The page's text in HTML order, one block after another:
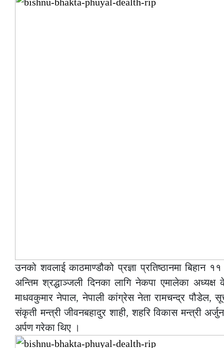
उनको शवलाई काठमाण्डौको प्रज्ञा प्रतिष्ठानमा
अन्तिम श्रद्धाञ्जली दिनका लागि नेकपा एमालेका
माधवकुमार नेपाल, नेपाली कांग्रेस नेता रामचन्द्र पौडेल,
संकृती मन्त्री जीवनबहादुर शाही, शहरि विकास मन्त्री
अर्पण गरेका थिए ।